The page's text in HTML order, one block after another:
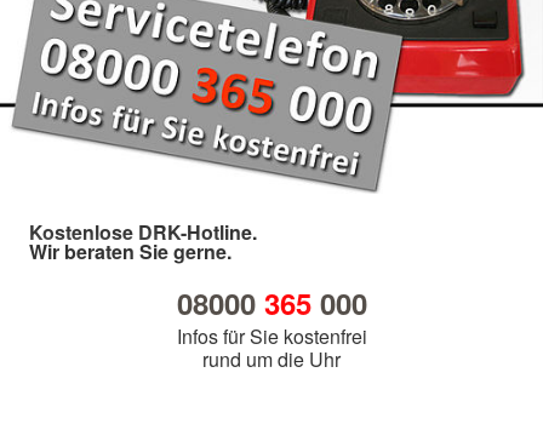
Kostenlose DRK-Hotline.
Wir beraten Sie gerne.
08000 365000
Infos für Sie kostenfrei
rund um die Uhr